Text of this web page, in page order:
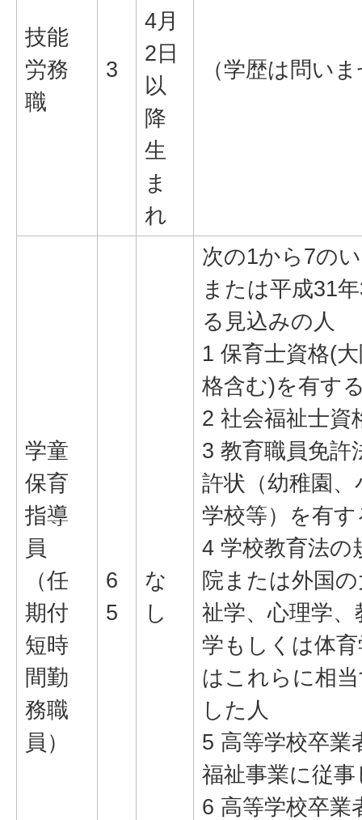
技能
労務
職
3
4月
2日
以
降
生
ま
れ
（学歴は問い
学童
保育
指導
員
（任
期付
短時
間勤
務職
員）
6
5
な
し
次の1から7の
または平成31
る見込みの人
1 保育士資格(
格含む)を有す
2 社会福祉士資
3 教育職員免許
許状（幼稚園
学校等）を有す
4 学校教育法の
院または外国
祉学、心理学
学もしくは体
はこれらに相
した人
5 高等学校卒業
福祉事業に従
6 高等学校卒業